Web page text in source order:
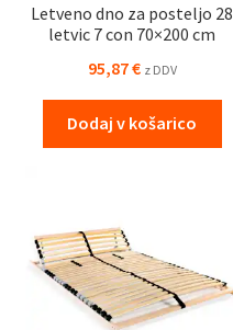
Letveno dno za posteljo 28
letvic 7 con 70×200 cm
95,87€ z DDV
Dodaj v košarico